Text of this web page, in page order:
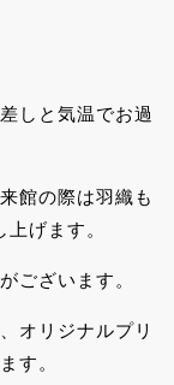
しと気温でお過
館の際は羽織も
げます。
ございます。
オリジナルプリ
す。